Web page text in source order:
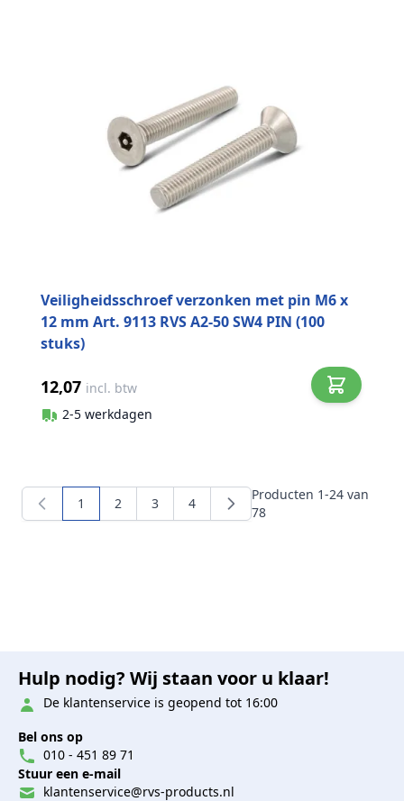
Veiligheidsschroef verzonken met pin M6 x
12 mm Art. 9113 RVS A2-50 SW4 PIN (100
stuks)
12,07 incl. btw
2-5 werkdagen
Producten 1-24 van
78
U lees momenteel pagina
1 Pagina
2 Pagina
3 Pagina
4
Hulp nodig? Wij staan voor u klaar!
De klantenservice is geopend tot 16:00
Bel ons op
010 - 451 89 71
Stuur een e-mail
klantenservice@rvs-products.nl